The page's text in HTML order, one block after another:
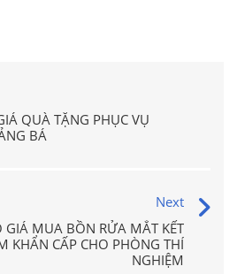
QUÀ TẶNG PHỤC VỤ
BÁ
Next
MUA BỒN RỬA MẮT KẾT
KHẨN CẤP CHO PHÒNG THÍ
NGHIỆM